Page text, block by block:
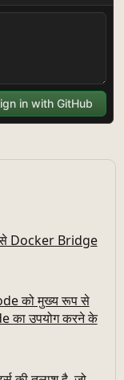
से Docker Bridge
को मुख्य रूप से
का उपयोग करने के